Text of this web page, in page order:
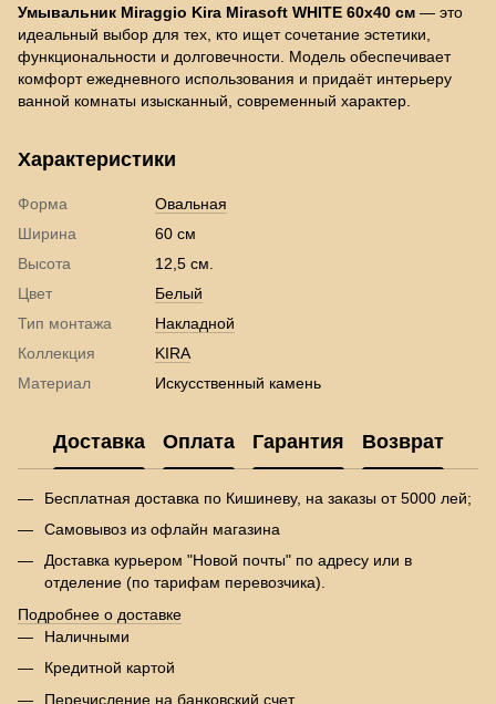
Умывальник Miraggio Kira Mirasoft WHITE 60x40 см — это
идеальный выбор для тех, кто ищет сочетание эстетики,
функциональности и долговечности. Модель обеспечивает
комфорт ежедневного использования и придаёт интерьеру
ванной комнаты изысканный, современный характер.
Характеристики
Форма
Овальная
Ширина
60 см
Высота
12,5 см.
Цвет
Белый
Тип монтажа
Накладной
Коллекция
KIRA
Материал
Искусственный камень
Доставка Оплата Гарантия Возврат
Бесплатная доставка по Кишиневу, на заказы от 5000 лей;
Самовывоз из офлайн магазина
Доставка курьером "Новой почты" по адресу или в
отделение (по тарифам перевозчика).
Подробнее о доставке
Наличными
Кредитной картой
Перечисление на банковский счет